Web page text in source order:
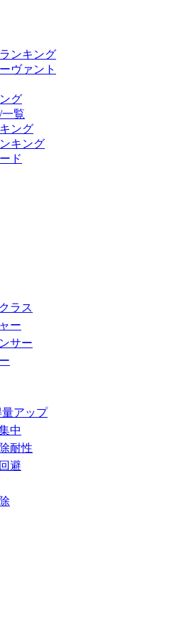
ンキング
ヴァント
グ
覧
ング
キング
ド
ラス
ー
サー
アップ
中
耐性
避